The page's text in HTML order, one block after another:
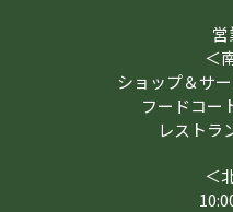
＜
ショップ＆サ
フードコー
レストラ
＜